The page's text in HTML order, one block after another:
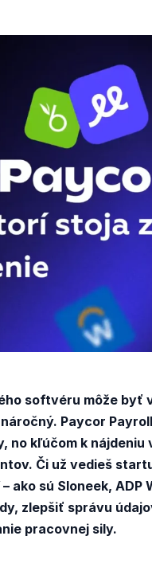
softvéru môže byť
Paycor
no kľúčom k nájdeniu
Či už vedieš
ako sú Sloneek, ADP
zlepšiť správu
pracovnej sily.